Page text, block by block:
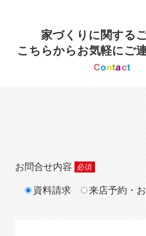
家づくりに関する
こちらからお気軽にご
Contact
お問合せ内容
資料請求
来店予約・